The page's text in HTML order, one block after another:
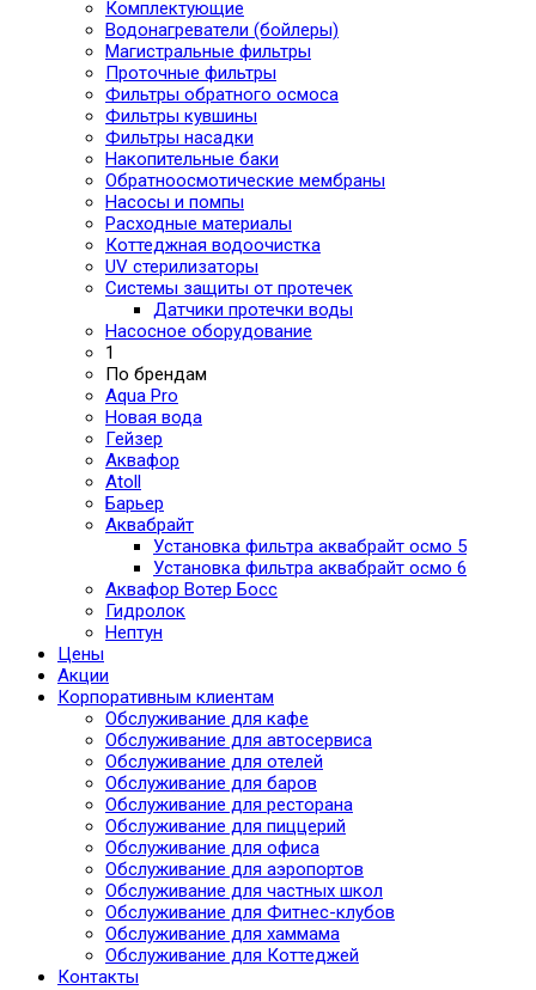
Комплектующие
Водонагреватели (бойлеры)
Магистральные фильтры
Проточные фильтры
Фильтры обратного осмоса
Фильтры кувшины
Фильтры насадки
Накопительные баки
Обратноосмотические мембраны
Насосы и помпы
Расходные материалы
Коттеджная водоочистка
UV стерилизаторы
Системы защиты от протечек
Датчики протечки воды
Насосное оборудование
1
По брендам
Aqua Pro
Новая вода
Гейзер
Аквафор
Atoll
Барьер
Аквабрайт
Установка фильтра аквабрайт осмо 5
Установка фильтра аквабрайт осмо 6
Аквафор Вотер Босс
Гидролок
Нептун
Цены
Акции
Корпоративным клиентам
Обслуживание для кафе
Обслуживание для автосервиса
Обслуживание для отелей
Обслуживание для баров
Обслуживание для ресторана
Обслуживание для пиццерий
Обслуживание для офиса
Обслуживание для аэропортов
Обслуживание для частных школ
Обслуживание для Фитнес-клубов
Обслуживание для хаммама
Обслуживание для Коттеджей
Контакты